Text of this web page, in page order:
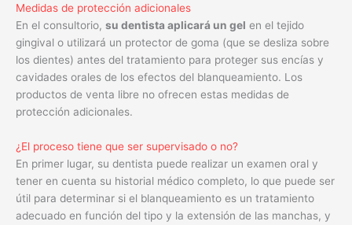
Medidas de protección adicionales
En el consultorio, su dentista aplicará un gel en el tejido
gingival o utilizará un protector de goma (que se desliza sobre
los dientes) antes del tratamiento para proteger sus encías y
cavidades orales de los efectos del blanqueamiento. Los
productos de venta libre no ofrecen estas medidas de
protección adicionales.
¿El proceso tiene que ser supervisado o no?
En primer lugar, su dentista puede realizar un examen oral y
tener en cuenta su historial médico completo, lo que puede ser
útil para determinar si el blanqueamiento es un tratamiento
adecuado en función del tipo y la extensión de las manchas, y